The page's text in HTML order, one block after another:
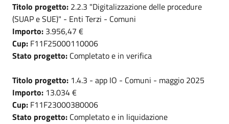
Titolo progetto: 2.2.3 "Digitalizzazione delle procedure
(SUAP e SUE)" - Enti Terzi - Comuni
Importo: 3.956,47 €
Cup: F11F25000110006
Stato progetto: Completato e in verifica
Titolo progetto: 1.4.3 - app IO - Comuni - maggio 2025
Importo: 13.034 €
Cup: F11F23000380006
Stato progetto: Completato e in liquidazione